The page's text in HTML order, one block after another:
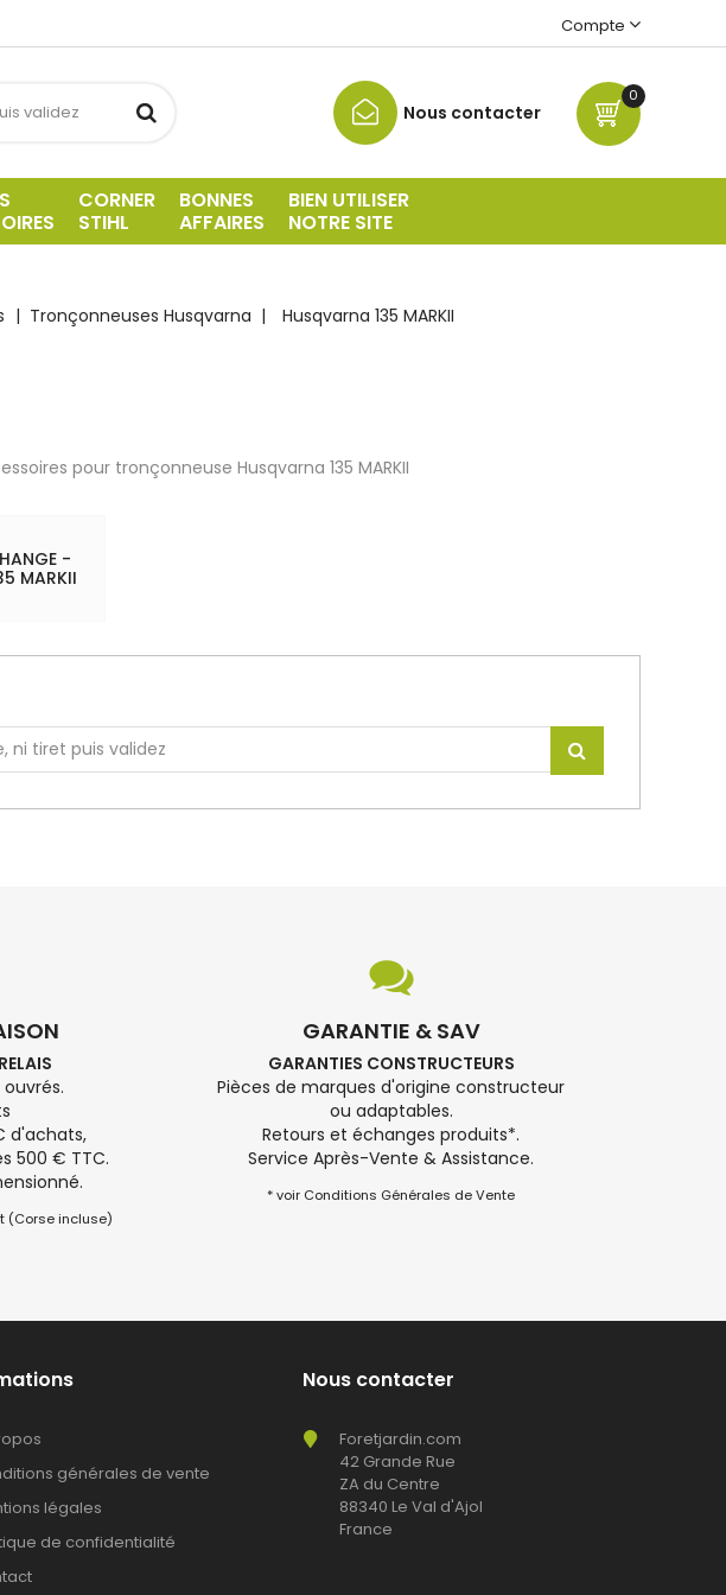
Compte
0
Nous contacter
CORNER
STIHL
BONNES
AFFAIRES
BIEN UTILISER
NOTRE SITE
Tronçonneuses Husqvarna Husqvarna 135 MARKII
pour tronçonneuse Husqvarna 135 MARKII
-
MARKII
ouvrés.
d'achats,
500 € TTC.
(Corse incluse)
GARANTIE & SAV
GARANTIES CONSTRUCTEURS
Pièces de marques d'origine constructeur
ou adaptables.
Retours et échanges produits*.
Service Après-Vente & Assistance.
* voir Conditions Générales de Vente
générales de vente
légales
de confidentialité
Nous contacter
Foretjardin.com
42 Grande Rue
ZA du Centre
88340 Le Val d'Ajol
France